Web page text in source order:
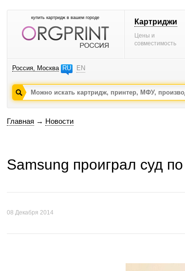
купить картридж в вашем городе Картриджи
Цены и
совместимость
Россия, Москва RU EN
Главная → Новости
Samsung проиграл суд
08 Декабря 2014